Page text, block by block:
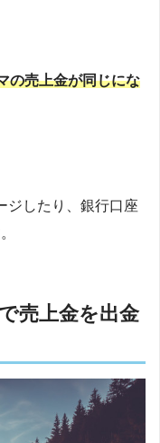
の売上金が同じにな
ジしたり、銀行口座
売上金を出金